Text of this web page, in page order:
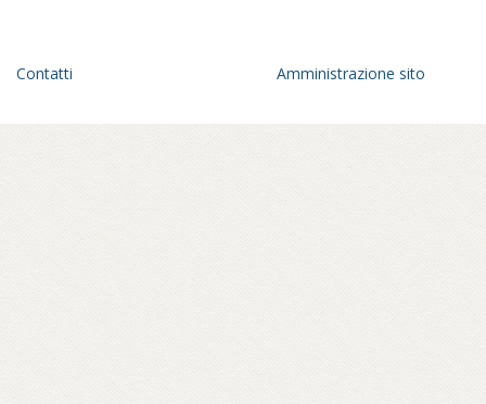
Contatti Amministrazione sito